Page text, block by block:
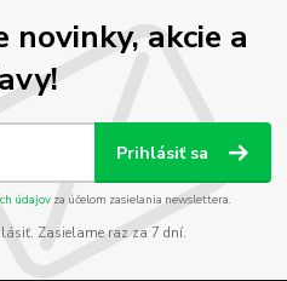
novinky, akcie a
Prihlásiť sa
údajov za účelom zasielania newslettera.
Zasielame raz za 7 dní.